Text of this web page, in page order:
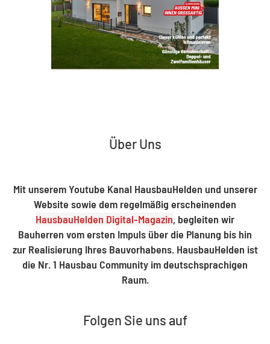
Über Uns
Mit unserem Youtube Kanal HausbauHelden und unserer
Website sowie dem regelmäßig erscheinenden
HausbauHelden Digital-Magazin, begleiten wir
Bauherren vom ersten Impuls über die Planung bis hin
zur Realisierung Ihres Bauvorhabens. HausbauHelden ist
die Nr. 1 Hausbau Community im deutschsprachigen
Raum.
Folgen Sie uns auf